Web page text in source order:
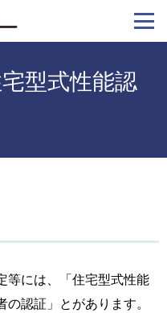
型式性能認
等には、「住宅型式性能
認証」とがあります。